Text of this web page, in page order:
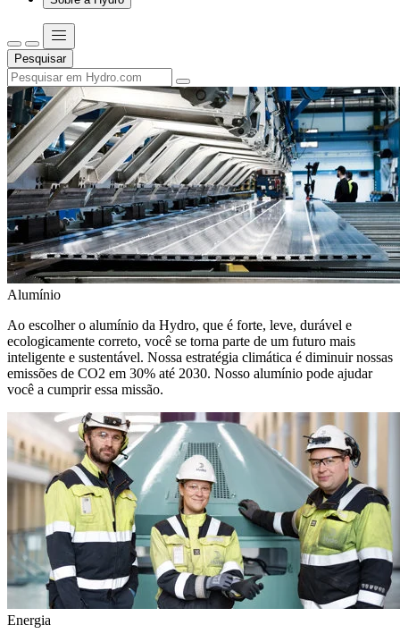
Pesquisar
Alumínio
Ao escolher o alumínio da Hydro, que é forte, leve, durável e
ecologicamente correto, você se torna parte de um futuro mais
inteligente e sustentável. Nossa estratégia climática é diminuir nossas
emissões de CO2 em 30% até 2030. Nosso alumínio pode ajudar
você a cumprir essa missão.
Energia